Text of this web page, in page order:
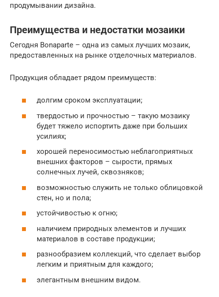
продумывании дизайна.
Преимущества и недостатки мозаики
Сегодня Bonaparte – одна из самых лучших мозаик,
предоставленных на рынке отделочных материалов.
Продукция обладает рядом преимуществ:
долгим сроком эксплуатации;
твердостью и прочностью – такую мозаику
будет тяжело испортить даже при больших
усилиях;
хорошей переносимостью неблагоприятных
внешних факторов – сырости, прямых
солнечных лучей, сквозняков;
возможностью служить не только облицовкой
стен, но и пола;
устойчивостью к огню;
наличием природных элементов и лучших
материалов в составе продукции;
разнообразием коллекций, что сделает выбор
легким и приятным для каждого;
элегантным внешним видом.